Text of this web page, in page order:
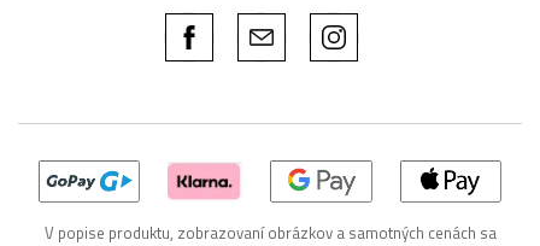
V popise produktu, zobrazovaní obrázkov a samotných cenách sa